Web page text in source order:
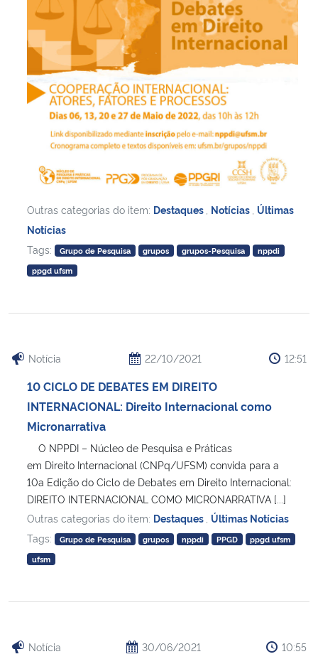
Outras categorias do item: Destaques Notícias Últimas
Notícias
Tags:
Grupo de Pesquisa grupos grupos-Pesquisa
nppdi
ppgd ufsm
Notícia 22/10/2021 12:51
10 CICLO DE DEBATES EM DIREITO
INTERNACIONAL: Direito Internacional como
Micronarrativa
O NPPDI – Núcleo de Pesquisa e Práticas
em Direito Internacional (CNPq/UFSM) convida para a
10a Edição do Ciclo de Debates em Direito Internacional:
DIREITO INTERNACIONAL COMO MICRONARRATIVA [...]
Outras categorias do item: Destaques Últimas Notícias
Tags:
Grupo de Pesquisa grupos nppdi PPGD
ppgd ufsm
ufsm
Notícia 30/06/2021 10:55